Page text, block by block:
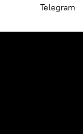
Telegram